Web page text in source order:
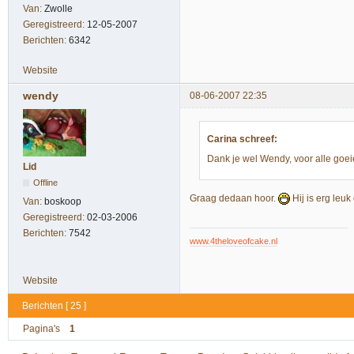
Van: Zwolle
Geregistreerd: 12-05-2007
Berichten: 6342
Website
wendy 08-06-2007 22:35
Lid
Offline
Van: boskoop
Geregistreerd: 02-03-2006
Berichten: 7542
Carina schreef:
Dank je wel Wendy, voor alle
Graag dedaan hoor. Hij is erg
www.4theloveofcake.nl
Website
Berichten [ 25 ]
Pagina's 1